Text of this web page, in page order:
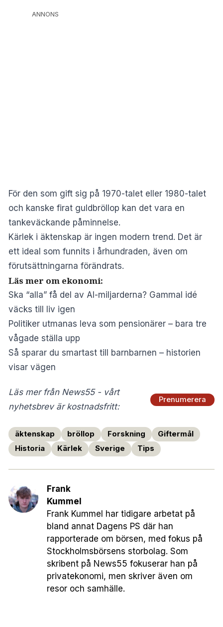
ANNONS
För den som gift sig på 1970-talet eller 1980-talet
och kanske firat guldbröllop kan det vara en
tankeväckande påminnelse.
Kärlek i äktenskap är ingen modern trend. Det är
ett ideal som funnits i århundraden, även om
förutsättningarna förändrats.
Läs mer om ekonomi:
Ska “alla” få del av AI-miljarderna? Gammal idé
väcks till liv igen
Politiker utmanas leva som pensionärer – bara tre
vågade ställa upp
Så sparar du smartast till barnbarnen – historien
visar vägen
Läs mer från News55 - vårt
nyhetsbrev är kostnadsfritt:
Prenumerera
äktenskap bröllop Forskning
Giftermål
Historia
Kärlek Sverige Tips
Frank
Kummel
Frank Kummel har tidigare arbetat på
bland annat Dagens PS där han
rapporterade om börsen, med fokus på
Stockholmsbörsens storbolag. Som
skribent på News55 fokuserar han på
privatekonomi, men skriver även om
resor och samhälle.